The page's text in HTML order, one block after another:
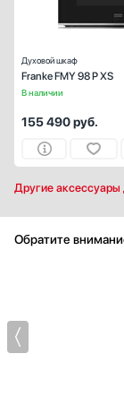
Другие аксессуары
В наличии
Духовой шкаф
Franke FMY 98 P XS
155 490руб.
Обратите